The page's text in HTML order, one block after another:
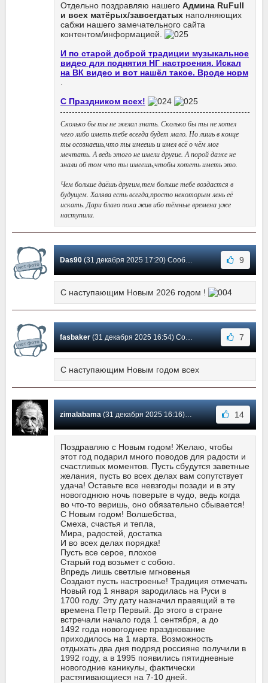
Отдельно поздравляю нашего Админа RuFull
и всех матёрых/завсегдатых наполняющих
сабжи нашего замечательного сайта
контентом/информацией.
И по старой доброй традиции музыкальное
видео для поднятия НГ настроения. Искал
на ВК видео и вот нашёл такое. Вроде норм
.
С Праздником всех!
Сколько бы ты не желал знать. Сколько бы ты не хотел
чего либо иметь тебе всегда будет мало. Но лишь в конце
ты осознаешь,что ты имеешь и имел всё о чём мог
мечтать. А ведь этого не имели другие. А порой даже не
знали об том что ты имеешь,чтобы хотеть иметь это.
Чем больше даёшь другим,тем больше тебе воздастся в
будущем. Халява есть всегда,просто некоторым лень её
искать. Дари благо пока жив ибо тёмные времена уже
наступили.
Das90(31 декабря 2025 17:20) Сообщение #29 9
С наступающим Новым 2026 годом !
fasbaker(31 декабря 2025 16:54) Сообщение #28 7
С наступающим Новым годом всех
zimalabama(31 декабря 2025 16:16) Сообщение #27 14
Поздравляю с Новым годом! Желаю, чтобы
этот год подарил много поводов для радости и
счастливых моментов. Пусть сбудутся заветные
желания, пусть во всех делах вам сопутствует
удача! Оставьте все невзгоды позади и в эту
новогоднюю ночь поверьте в чудо, ведь когда
во что-то веришь, оно обязательно сбывается!
С Новым годом! Волшебства,
Смеха, счастья и тепла,
Мира, радостей, достатка
И во всех делах порядка!
Пусть все серое, плохое
Старый год возьмет с собою.
Впредь лишь светлые мгновенья
Создают пусть настроенье! Традиция отмечать
Новый год 1 января зародилась на Руси в
1700 году. Эту дату назначил правящий в те
времена Петр Первый. До этого в стране
встречали начало года 1 сентября, а до
1492 года новогоднее празднование
приходилось на 1 марта. Возможность
отдыхать два дня подряд россияне получили в
1992 году, а в 1995 появились пятидневные
новогодние каникулы, фактически
растягивающиеся на 7-10 дней.